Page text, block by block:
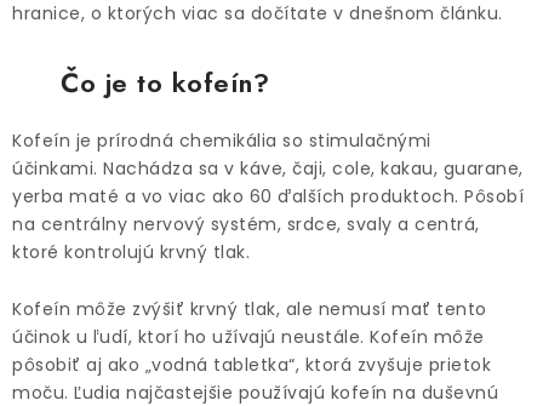
Ako vybrať kávu
Kontakt
Blog o káve
Kávový catering
Káva pre firmy
Hodnotenie obchodu
hranice, o ktorých viac sa dočítate v dnešnom článku.
Čo je to kofeín?
Kofeín je prírodná chemikália so stimulačnými
účinkami. Nachádza sa v káve, čaji, cole, kakau, guarane,
yerba maté a vo viac ako 60 ďalších produktoch. Pôsobí
na centrálny nervový systém, srdce, svaly a centrá,
ktoré kontrolujú krvný tlak.
Kofeín môže zvýšiť krvný tlak, ale nemusí mať tento
účinok u ľudí, ktorí ho užívajú neustále. Kofeín môže
pôsobiť aj ako „vodná tabletka“, ktorá zvyšuje prietok
moču. Ľudia najčastejšie používajú kofeín na duševnú